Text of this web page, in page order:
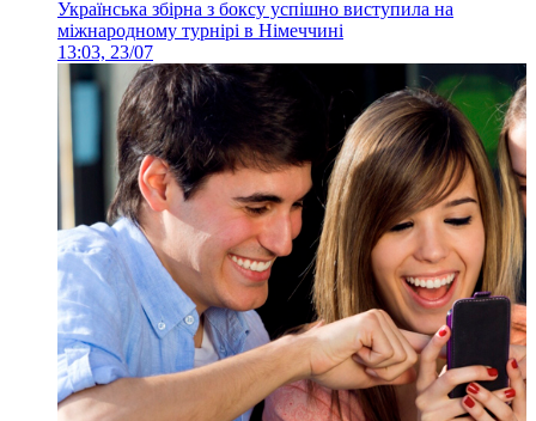
Українська збірна з боксу успішно виступила на
міжнародному турнірі в Німеччині
13:03, 23/07